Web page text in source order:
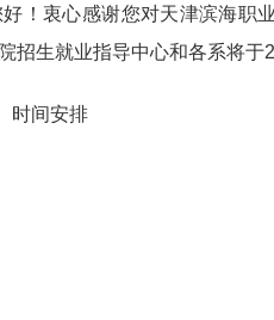
好！衷心感谢您对天津滨海职
院招生就业指导中心和各系将于
时间安排